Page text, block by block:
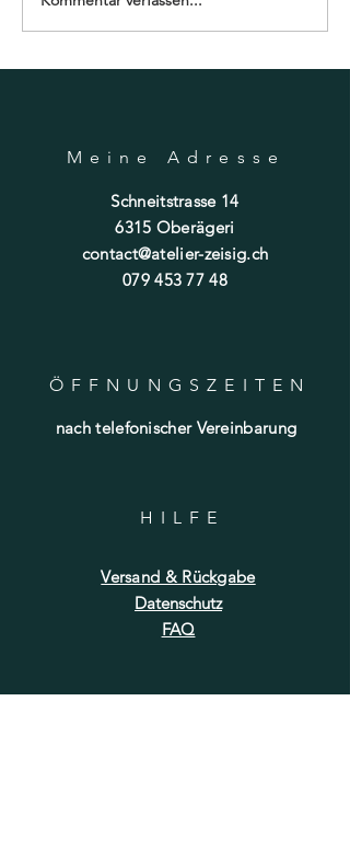
Meine Adresse
Schneitstrasse 14
6315 Oberägeri
contact@atelier-zeisig.ch
079 453 77 48
ÖFFNUNGSZEITE N
nach telefonischer Vereinbarung
HILF E
Versand & Rückgabe
Datenschutz
FAQ